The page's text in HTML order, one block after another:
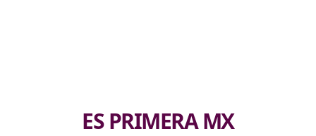
ES PRIMERA MX